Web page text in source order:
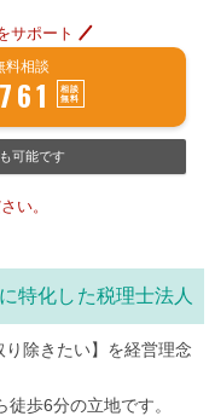
サポート
料相談
可能です
い。
特化した税理士法人
り除きたい】を経営理念
歩6分の立地です。